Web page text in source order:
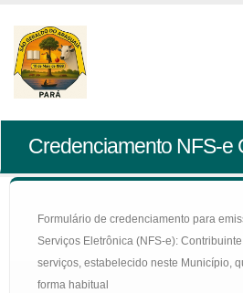
Credenciamento NFS-e
Formulário de credenciamento para
Serviços Eletrônica (NFS-e):
serviços, estabelecido neste Município,
forma habitual